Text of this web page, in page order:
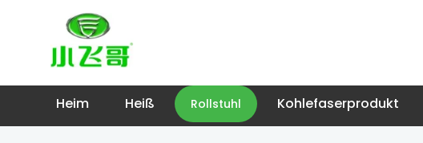
Heim Heiß Rollstuhl Kohlefaserprodukt